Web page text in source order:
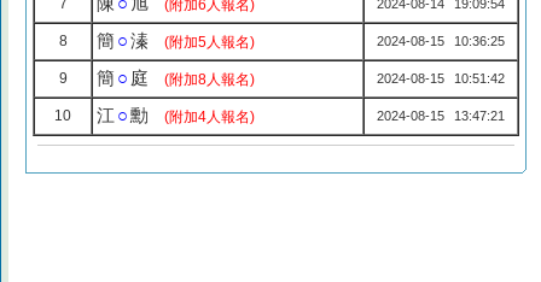
7 (附加6人報名) 2024-08-14 19:09:54
8 簡 ○溱 (附加5人報名) 2024-08-15 10:36:25
9 簡 ○ 庭 (附加8人報名) 2024-08-15 10:51:42
10 江 ○勳 (附加4人報名) 2024-08-15 13:47:21